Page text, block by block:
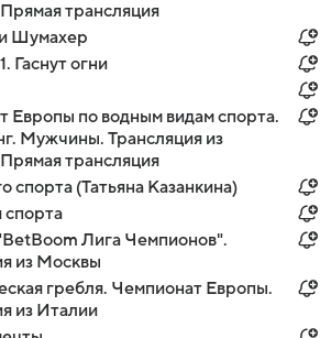
трансляция
Шумахер
Гаснут огни
Европы по водным видам спорта.
Мужчины. Трансляция из
трансляция
спорта (Татьяна Казанкина)
Лига Чемпионов".
из Москвы
гребля. Чемпионат Европы.
из Италии